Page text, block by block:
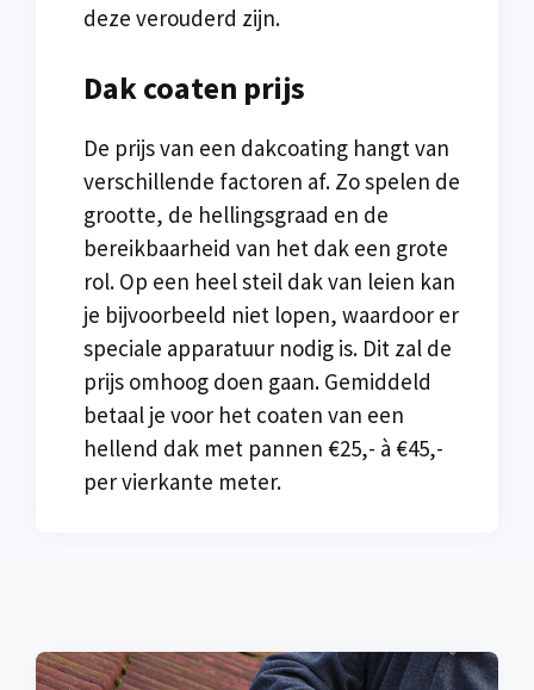
deze verouderd zijn.
Dak coaten prijs
De prijs van een dakcoating hangt van
verschillende factoren af. Zo spelen de
grootte, de hellingsgraad en de
bereikbaarheid van het dak een grote
rol. Op een heel steil dak van leien kan
je bijvoorbeeld niet lopen, waardoor er
speciale apparatuur nodig is. Dit zal de
prijs omhoog doen gaan. Gemiddeld
betaal je voor het coaten van een
hellend dak met pannen €25,- à €45,-
per vierkante meter.